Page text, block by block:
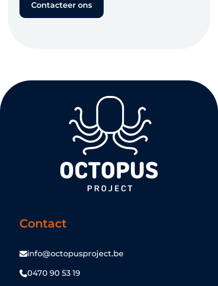
Contacteer ons
Contact
info@octopusproject.be
0470 90 53 19